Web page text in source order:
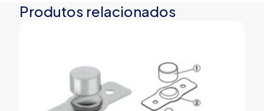
Produtos relacionados